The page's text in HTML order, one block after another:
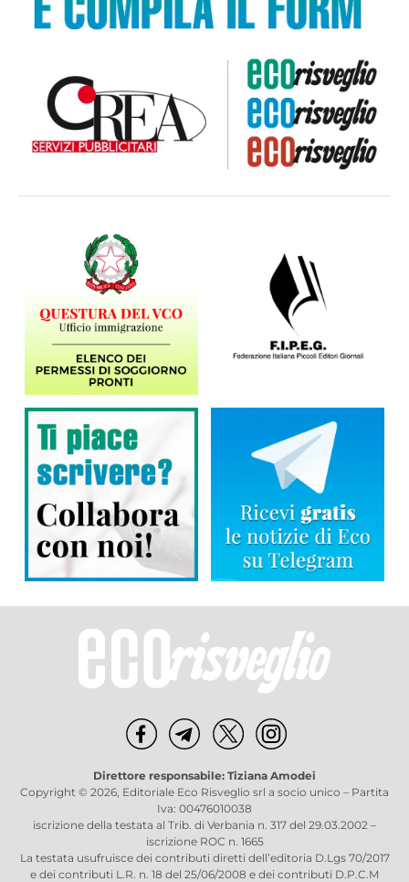
Direttore responsabile: Tiziana Amodei
Copyright © 2026, Editoriale Eco Risveglio srl a socio unico – Partita
Iva: 00476010038
iscrizione della testata al Trib. di Verbania n. 317 del 29.03.2002 –
iscrizione ROC n. 1665
La testata usufruisce dei contributi diretti dell’editoria D.Lgs 70/2017
e dei contributi L.R. n. 18 del 25/06/2008 e dei contributi D.P.C.M